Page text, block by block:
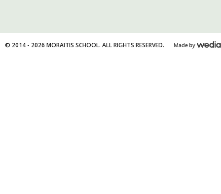
© 2014 - 2026 MORAITIS SCHOOL. ALL RIGHTS RESERVED.